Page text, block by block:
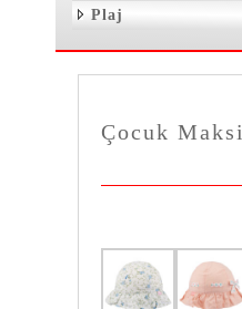
Plaj
Çocuk Maksi